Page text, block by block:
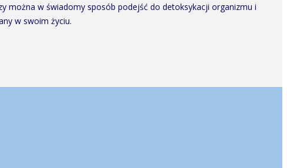
można w świadomy sposób podejść do detoksykacji organizmu i
w swoim życiu.